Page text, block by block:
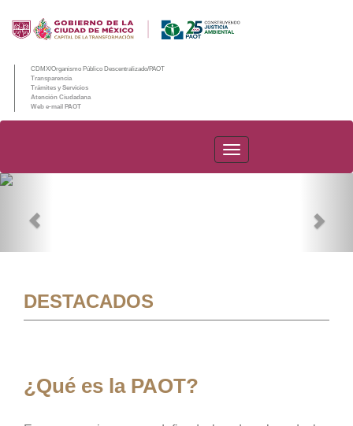
CDMX/Organismo Público Descentralizado/PAOT
Transparencia
Trámites y Servicios
Atención Ciudadana
Web e-mail PAOT
PAOT
DESTACADOS
¿Qué es la PAOT?